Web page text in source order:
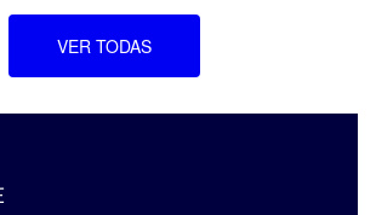
VER TODAS